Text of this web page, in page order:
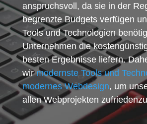
anspruchsvoll, da sie in der
begrenzte Budgets verfügen
Tools und Technologien
Unternehmen die
besten Ergebnisse liefern.
wirmodernste Tools und
modernes Webdesign, um
allen Webprojekten